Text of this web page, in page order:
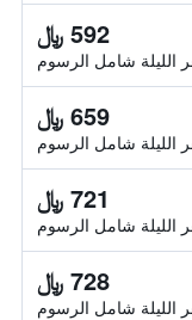
592 ﷼
الليلة شامل الرسوم
659 ﷼
الليلة شامل الرسوم
721 ﷼
الليلة شامل الرسوم
728 ﷼
الليلة شامل الرسوم